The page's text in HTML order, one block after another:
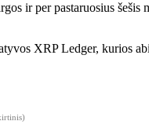
ir per pastaruosius
XRP Ledger, kurios